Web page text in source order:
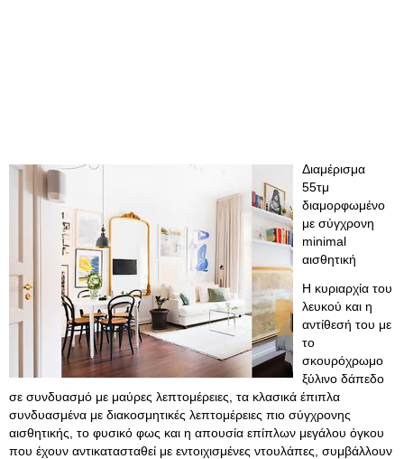
Διαμέρισμα
55τμ
διαμορφωμένο
με σύγχρονη
minimal
αισθητική
Η κυριαρχία του
λευκού και η
αντίθεσή του με
το
σκουρόχρωμο
ξύλινο δάπεδο
σε συνδυασμό με μαύρες λεπτομέρειες, τα κλασικά έπιπλα
συνδυασμένα με διακοσμητικές λεπτομέρειες πιο σύγχρονης
αισθητικής, το φυσικό φως και η απουσία επίπλων μεγάλου όγκου
που έχουν αντικατασταθεί με εντοιχισμένες ντουλάπες, συμβάλλουν